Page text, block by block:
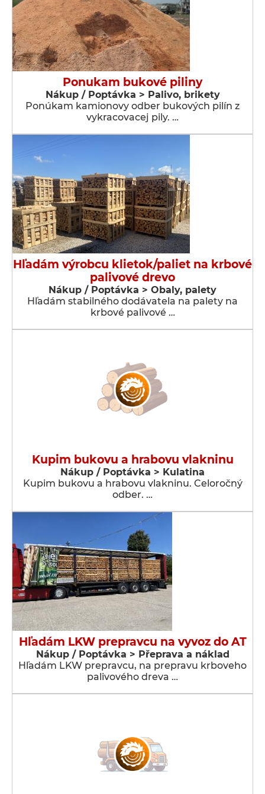
Ponukam bukové piliny
Nákup / Poptávka > Palivo, brikety
Ponúkam kamionovy odber bukových pilín z
vykracovacej pily. …
Hľadám výrobcu klietok/paliet na krbové
palivové drevo
Nákup / Poptávka > Obaly, palety
Hľadám stabilného dodávatela na palety na
krbové palivové …
Kupim bukovu a hrabovu vlakninu
Nákup / Poptávka > Kulatina
Kupim bukovu a hrabovu vlakninu. Celoročný
odber. …
Hľadám LKW prepravcu na vyvoz do AT
Nákup / Poptávka > Přeprava a náklad
Hľadám LKW prepravcu, na prepravu krboveho
palivového dreva …